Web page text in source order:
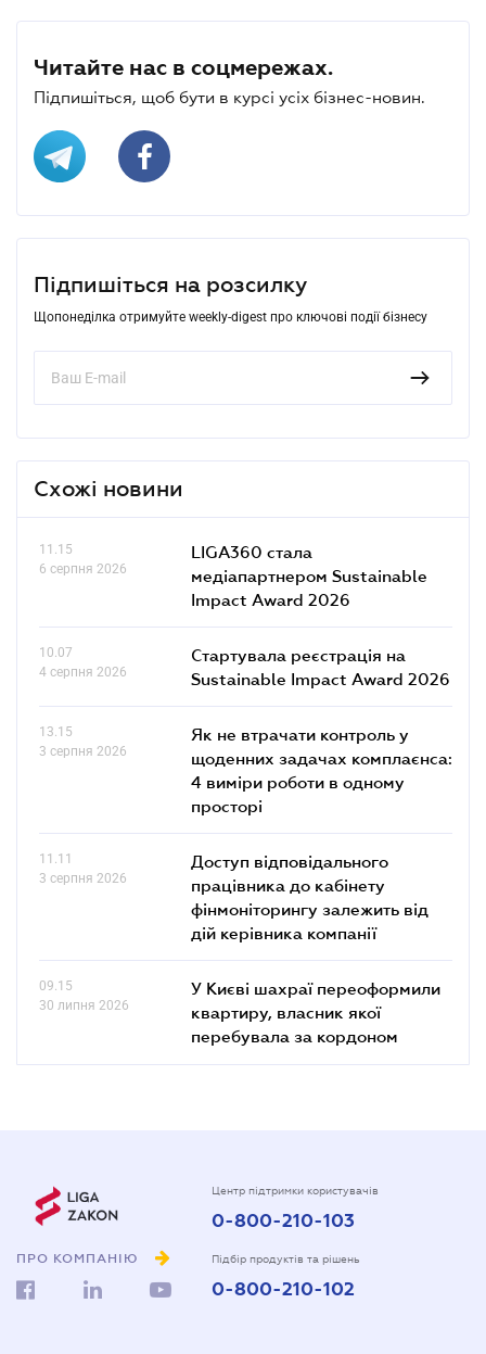
Читайте нас в соцмережах.
Підпишіться, щоб бути в курсі усіх бізнес-новин.
Підпишіться на розсилку
Щопонеділка отримуйте weekly-digest про ключові події бізнесу
Схожі новини
11.15
6 серпня 2026
LIGA360 стала
медіапартнером Sustainable
Impact Award 2026
10.07
4 серпня 2026
Стартувала реєстрація на
Sustainable Impact Award 2026
13.15
3 серпня 2026
Як не втрачати контроль у
щоденних задачах комплаєнса:
4 виміри роботи в одному
просторі
11.11
3 серпня 2026
Доступ відповідального
працівника до кабінету
фінмоніторингу залежить від
дій керівника компанії
09.15
30 липня 2026
У Києві шахраї переоформили
квартиру, власник якої
перебувала за кордоном
ПРО КОМПАНІЮ
Центр підтримки користувачів
0-800-210-103
Підбір продуктів та рішень
0-800-210-102